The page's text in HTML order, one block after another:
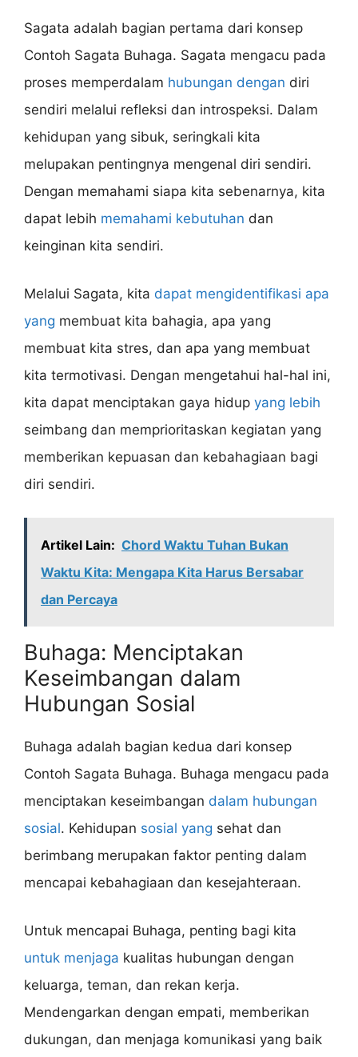
Sagata adalah bagian pertama dari konsep
Contoh Sagata Buhaga. Sagata mengacu pada
proses memperdalam hubungan dengan diri
sendiri melalui refleksi dan introspeksi. Dalam
kehidupan yang sibuk, seringkali kita
melupakan pentingnya mengenal diri sendiri.
Dengan memahami siapa kita sebenarnya, kita
dapat lebih memahami kebutuhan dan
keinginan kita sendiri.
Melalui Sagata, kita dapat mengidentifikasi apa
yang membuat kita bahagia, apa yang
membuat kita stres, dan apa yang membuat
kita termotivasi. Dengan mengetahui hal-hal ini,
kita dapat menciptakan gaya hidup yang lebih
seimbang dan memprioritaskan kegiatan yang
memberikan kepuasan dan kebahagiaan bagi
diri sendiri.
Artikel Lain: Chord Waktu Tuhan Bukan
Waktu Kita: Mengapa Kita Harus Bersabar
dan Percaya
Buhaga: Menciptakan
Keseimbangan dalam
Hubungan Sosial
Buhaga adalah bagian kedua dari konsep
Contoh Sagata Buhaga. Buhaga mengacu pada
menciptakan keseimbangan dalam hubungan
sosial. Kehidupan sosial yang sehat dan
berimbang merupakan faktor penting dalam
mencapai kebahagiaan dan kesejahteraan.
Untuk mencapai Buhaga, penting bagi kita
untuk menjaga kualitas hubungan dengan
keluarga, teman, dan rekan kerja.
Mendengarkan dengan empati, memberikan
dukungan, dan menjaga komunikasi yang baik